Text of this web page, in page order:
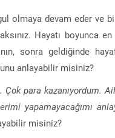
olmaya devam eder ve
Hayatı boyunca
sonra geldiğinde
anlayabilir misiniz?
Çok para kazanıyordum.
yapamayacağımı
misiniz?